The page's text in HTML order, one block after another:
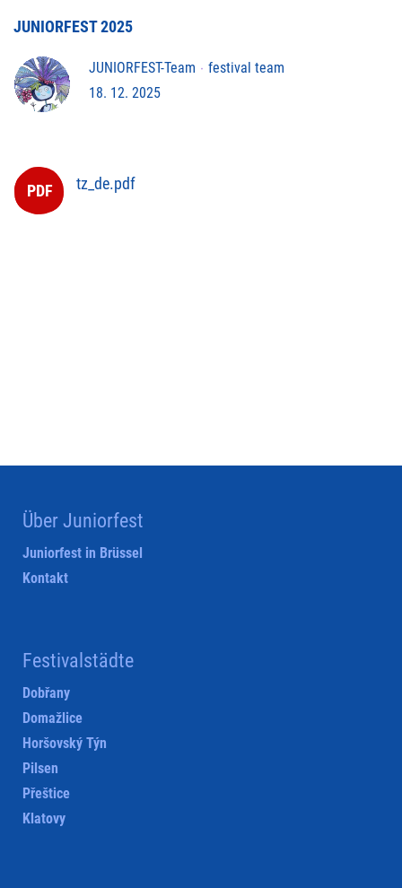
JUNIORFEST 2025
JUNIORFEST-Team
festival team
18. 12. 2025
tz_de.pdf
Über Juniorfest
Juniorfest in Brüssel
Kontakt
Festivalstädte
Dobřany
Domažlice
Horšovský Týn
Pilsen
Přeštice
Klatovy